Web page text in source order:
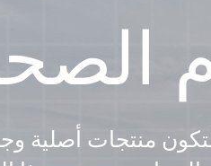
منتجات أصلية